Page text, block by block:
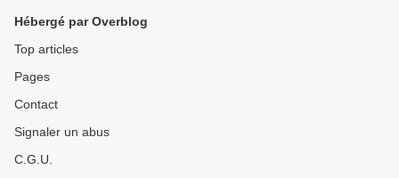
Hébergé par Overblog
Top articles
Pages
Contact
Signaler un abus
C.G.U.